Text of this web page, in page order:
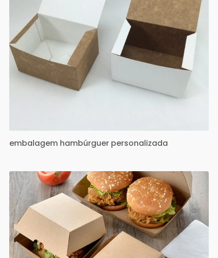
embalagem hambúrguer personalizada